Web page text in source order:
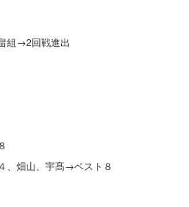
組→2回戦進出
畑山、宇髙→ベスト８